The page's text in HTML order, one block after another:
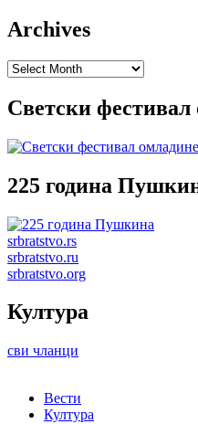
Archives
Archives
Светски фестивал
225 година
srbratstvo.rs
srbratstvo.ru
srbratstvo.org
Култура
сви чланци
Вести
Култура